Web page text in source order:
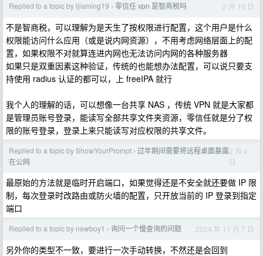
Replied to a topic by ljiaming19 › 零信任 vpn 是智商税吗 2 月 10 日
不是智商税，可以理解为是天生了按权限进行配置，这个用户是什么
权限能访问什么应用（或是说内网资源），不用考虑网络层面上的配
置，如果权限不对就算连进内网也无法访问内网的各种服务器
如果只是双重因素这种验证，传统的也能想办法配置，可以说只要支
持使用 radius 认证的都可以，上 freeIPA 就行
我个人的理解的话，可以想像一台共享 NAS ，传统 VPN 就是大家都
是管理员账号登录，能读写全部共享文件夹资源，零信任就是分了权
限的账号登录，登录上来只能读写对应权限的共享文件。
Replied to a topic by ShowYourPrompt › 过年期间需要将远程桌面暴露
在公网
2 月 4
日
最原始的方法就是临时开启端口，如果觉得还是不安全就还要做 IP 限
制，每次登录时改路由或防火墙的配置，只开放当前的 IP 登录到指定
端口
Replied to a topic by newboy1 › 询问一个慢查询的问题 2024 年 11 月 7 日
另外你的类型不一致，要进行一次手动转换，不然还是会回到